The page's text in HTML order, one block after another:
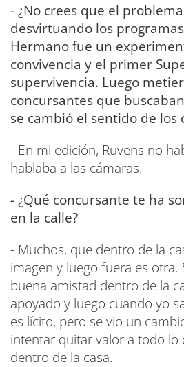
- ¿No crees que el
desvirtuando los
Hermano fue un
convivencia y el primer
supervivencia. Luego
concursantes que
se cambió el sentido de los
- En mi edición, Ruvens no
hablaba a las cámaras.
- ¿Qué concursante te ha
en la calle?
- Muchos, que dentro de la
imagen y luego fuera es otra.
buena amistad dentro de la
apoyado y luego cuando yo
es lícito, pero se vio un
intentar quitar valor a todo lo
dentro de la casa.